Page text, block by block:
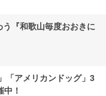
『和歌山毎度おおきに
「アメリカンドッグ」3
中！